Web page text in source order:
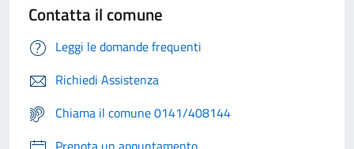
Contatta il comune
Leggi le domande frequenti
Richiedi Assistenza
Chiama il comune 0141/408144